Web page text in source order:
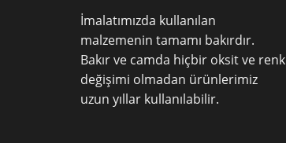
İmalatımızda kullanılan
malzemenin tamamı bakırdır.
Bakır ve camda hiçbir oksit ve renk
değişimi olmadan ürünlerimiz
uzun yıllar kullanılabilir.